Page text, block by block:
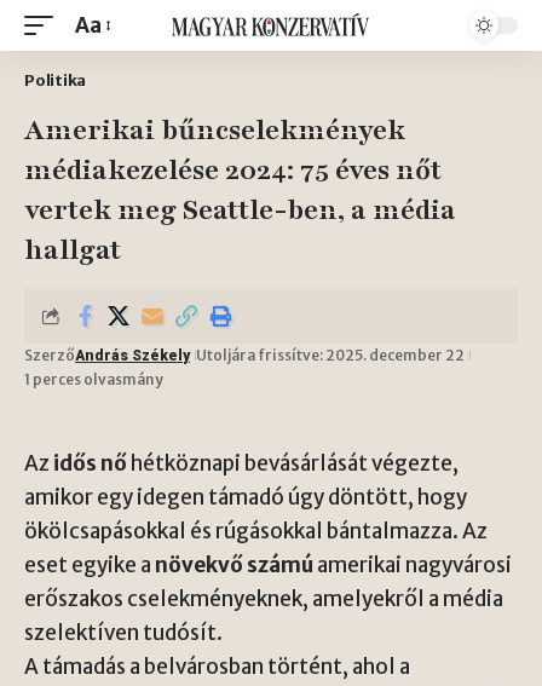
Aa
Politika
Amerikai bűncselekmények
médiakezelése 2024: 75 éves nőt
vertek meg Seattle-ben, a média
hallgat
SzerzőAndrás Székely Utoljára frissítve: 2025. december 22
1 perces olvasmány
Az idős nő hétköznapi bevásárlását végezte,
amikor egy idegen támadó úgy döntött, hogy
ökölcsapásokkal és rúgásokkal bántalmazza. Az
eset egyike a növekvő számú amerikai nagyvárosi
erőszakos cselekményeknek, amelyekről a média
szelektíven tudósít.
A támadás a belvárosban történt, ahol a